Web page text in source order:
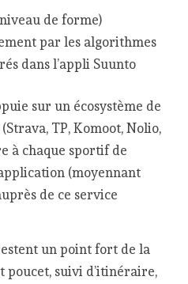
de forme)
par les algorithmes
dans l’appli Suunto
sur un écosystème de
TP, Komoot, Nolio,
à chaque sportif de
(moyennant
de ce service
un point fort de la
poucet, suivi d’itinéraire,